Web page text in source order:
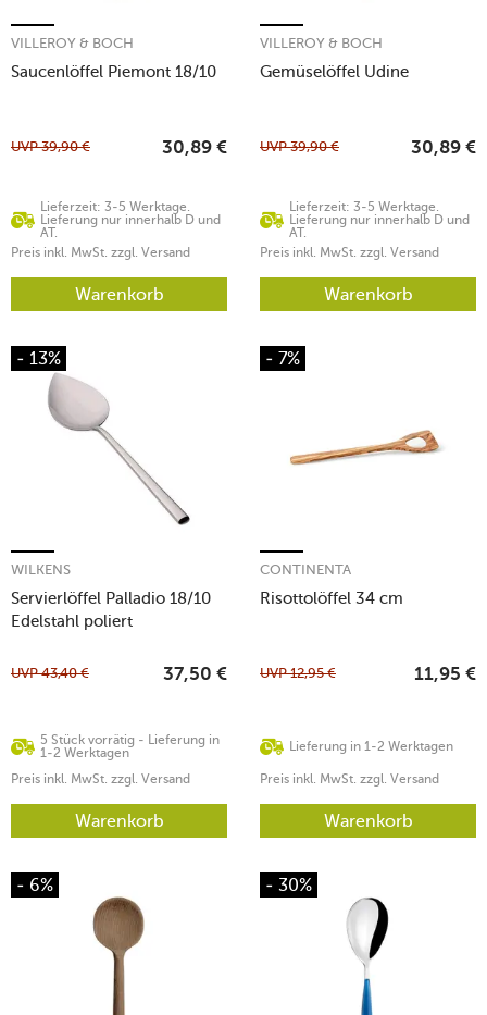
Saucenlöffel Piemont 18/10
VILLEROY & BOCH
Lieferzeit: 3-5 Werktage.
Lieferung nur innerhalb D und
AT.
UVP39,90 € 30,89 €
Preis inkl. MwSt. zzgl. Versand
Warenkorb
Gemüselöffel Udine
VILLEROY & BOCH
Lieferzeit: 3-5 Werktage.
Lieferung nur innerhalb D und
AT.
UVP39,90 € 30,89 €
Preis inkl. MwSt. zzgl. Versand
Warenkorb
- 13%
Servierlöffel Palladio 18/10
Edelstahl poliert
WILKENS
5 Stück vorrätig - Lieferung in
1-2 Werktagen
UVP43,40 € 37,50 €
Preis inkl. MwSt. zzgl. Versand
Warenkorb
- 7%
Risottolöffel 34 cm
CONTINENTA
Lieferung in 1-2 Werktagen
UVP12,95 € 11,95 €
Preis inkl. MwSt. zzgl. Versand
Warenkorb
- 6% - 30%